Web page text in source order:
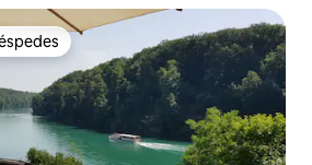
entre huéspedes